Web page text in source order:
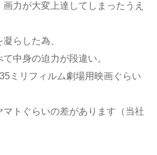
力が大変上達してしまったうえ
凝らした為、
て中身の迫力が段違い。
ミリフィルム劇場用映画ぐらい
トぐらいの差があります（当社